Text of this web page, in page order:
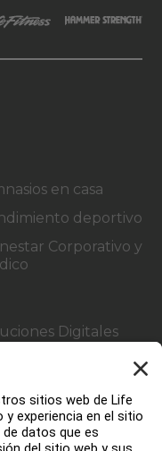
en casa
deportivo
Corporativo y
Digitales